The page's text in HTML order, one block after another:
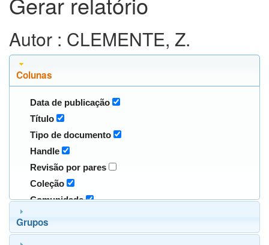
Autor : CLEMENTE, Z.
Colunas
Data de publicação
Título
Tipo de documento
Handle
Revisão por pares
Coleção
Comunidade
Grupos